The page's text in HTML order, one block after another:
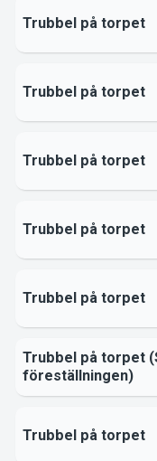
Trubbel på torpet
Trubbel på torpet
Trubbel på torpet
Trubbel på torpet
Trubbel på torpet
Trubbel på torpet
föreställningen)
Trubbel på torpet